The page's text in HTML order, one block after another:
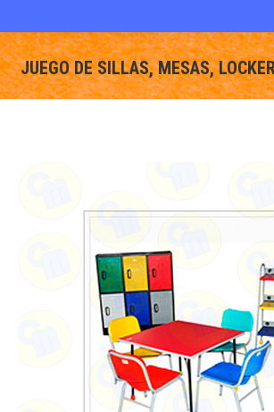
JUEGO DE SILLAS, MESAS,
You are